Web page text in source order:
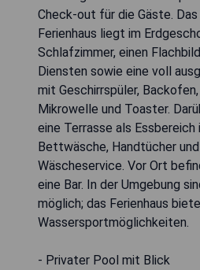
Check-out für die Gäste. Das
Ferienhaus liegt im
Schlafzimmer, einen
Diensten sowie eine voll
mit Geschirrspüler,
Mikrowelle und Toaster.
eine Terrasse als Essbereich
Bettwäsche, Handtücher
Wäscheservice. Vor Ort
eine Bar. In der Umgebung
möglich; das Ferienhaus
Wassersportmöglichkeiten.
- Privater Pool mit Blick